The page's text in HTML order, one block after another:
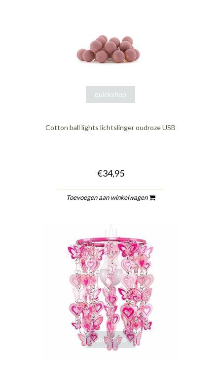
quickshop
Cotton ball lights lichtslinger oudroze USB
€34,95
Toevoegen aan winkelwagen
quickshop